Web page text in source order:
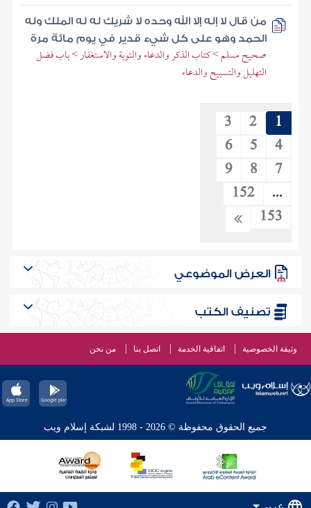
من قال لا إله إلا الله وحده لا شريك له له الملك وله
الحمد وهو على كل شيء قدير في يوم مائة مرة
صحيح مسلم > كتاب الذكر والدعاء والتوبة والاستغفار > باب فضل
التهليل والتسبيح والدعاء
1
2
3
4
5
6
7
8
9
...
152
153
العرض الموضوعي
تصنيف الكتب
وثيقة الخصوصية اتفاقية الخدمة اتصل بنا من نحن
جميع الحقوق محفوظة © 2026 - 1998 لشبكة إسلام ويب